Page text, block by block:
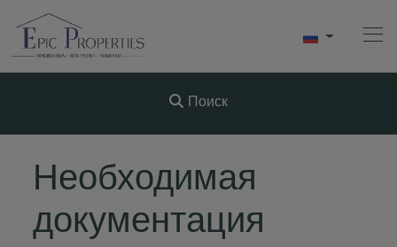
Купить
Продавать
Поиск
Необходимая
документация